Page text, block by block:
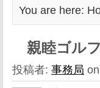
You are here:
親睦ゴル
投稿者: 事務局